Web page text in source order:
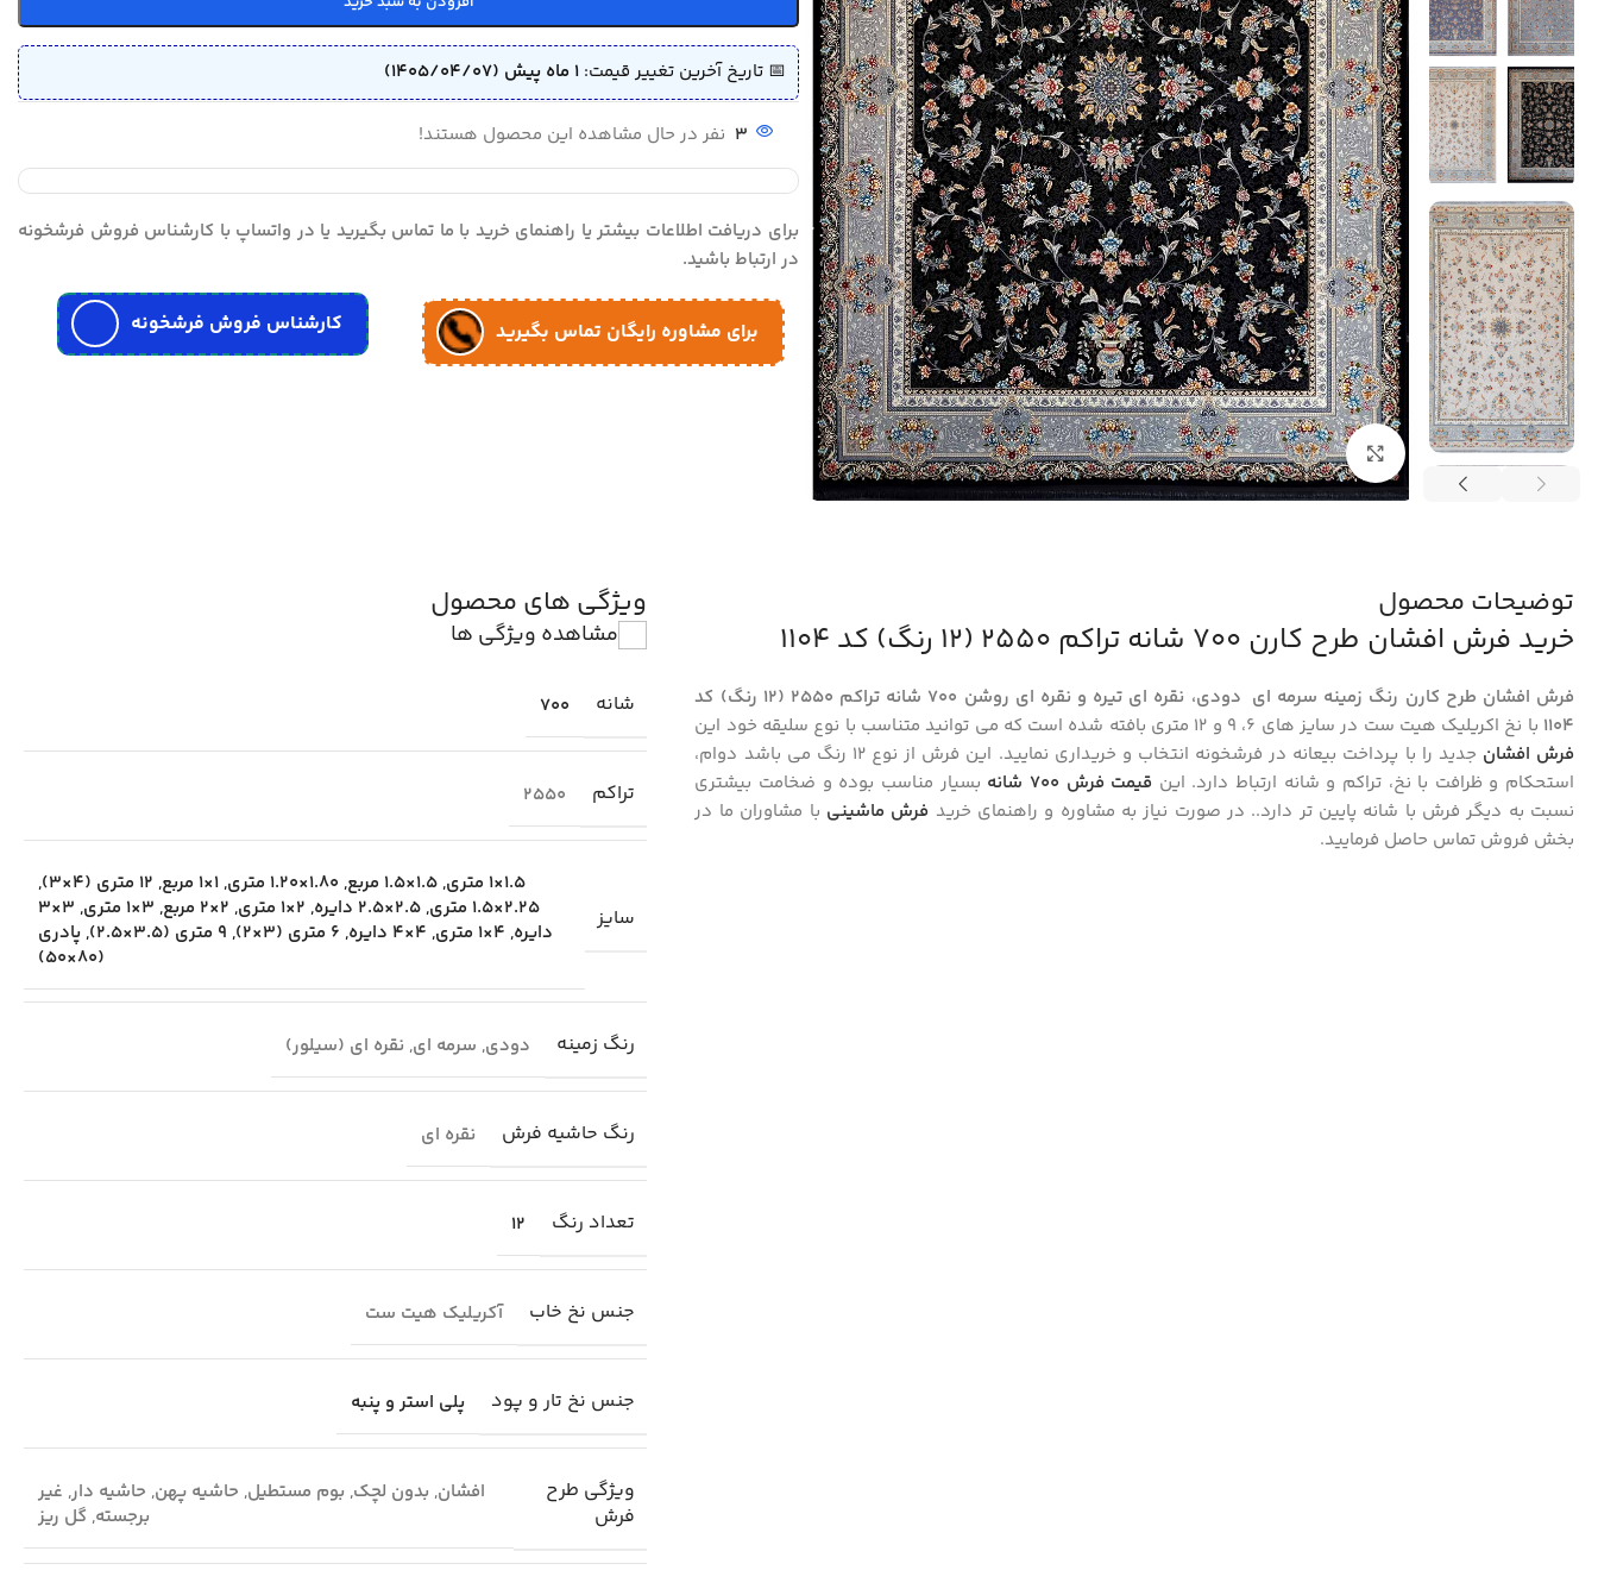
بزرگنمایی تصویر
📅 تاریخ آخرین تغییر قیمت: 1 ماه پیش (1405/04/07)
3 نفر در حال مشاهده این محصول هستند!
برای دریافت اطلاعات بیشتر یا راهنمای خرید با ما تماس بگیرید یا در واتساپ با کارشناس فروش فرشخونه
در ارتباط باشید.
برای مشاوره رایگان تماس بگیرید کارشناس فروش فرشخونه
توضیحات محصول
خرید فرش افشان طرح کارن 700 شانه تراکم 2550 (12 رنگ) کد 1104
فرش افشان طرح کارن رنگ زمینه سرمه ای دودی، نقره ای تیره و نقره ای روشن 700 شانه تراکم 2550 (12 رنگ) کد
1104 با نخ اکریلیک هیت ست در سایز های 6، 9 و 12 متری بافته شده است که می توانید متناسب با نوع سلیقه خود این
فرش افشان
جدید را با پرداخت بیعانه در فرشخونه انتخاب و خریداری نمایید. این فرش از نوع 12 رنگ می باشد دوام،
استحکام و ظرافت با نخ، تراکم و شانه ارتباط دارد. این قیمت فرش ۷۰۰ شانه
بسیار مناسب بوده و ضخامت بیشتری
نسبت به دیگر فرش با شانه پایین تر دارد.. در صورت نیاز به مشاوره و راهنمای خرید فرش ماشینی با مشاوران ما در
بخش فروش تماس حاصل فرمایید.
ویژگی های محصول
مشاهده ویژگی ها
شانه 700
تراکم 2550
سایز
1.5×1 متری ,1.5×1.5 مربع , 1.80×1.20 متری ,1×1 مربع , 12 متری (4×3)
,
2.25×1.5 متری
,2.5×2.5 دایره , 2×1 متری , 2×2 مربع , 3×1 متری ,
3×3
دایره, 4×1 متری , 4×4 دایره , 6 متری (3×2) , 9 متری (3.5×2.5) ,پادری
(80×50)
رنگ زمینه دودی, سرمه ای, نقره ای (سیلور)
رنگ حاشیه فرش نقره ای
تعداد رنگ 12
جنس نخ خاب آکریلیک هیت ست
جنس نخ تار و پود پلی استر و پنبه
ویژگی طرح
فرش
افشان, بدون لچک, بوم مستطیل, حاشیه پهن, حاشیه دار, غیر
برجسته, گل ریز